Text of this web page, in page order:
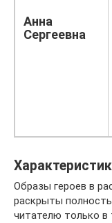
Анна
Сергеевна
Образы героев в
раскрыты
читателю только в